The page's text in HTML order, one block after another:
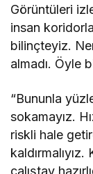
Görüntüleri
insan
bilinçteyiz.
almadı. Öyle
“Bununla
sokamayız.
riskli hale
çalıştay